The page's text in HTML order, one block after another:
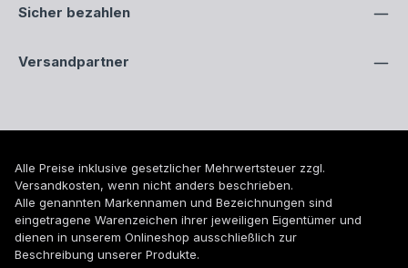
Sicher bezahlen
Versandpartner
Alle Preise inklusive gesetzlicher Mehrwertsteuer zzgl.
Versandkosten, wenn nicht anders beschrieben.
Alle genannten Markennamen und Bezeichnungen sind
eingetragene Warenzeichen ihrer jeweiligen Eigentümer und
dienen in unserem Onlineshop ausschließlich zur
Beschreibung unserer Produkte.